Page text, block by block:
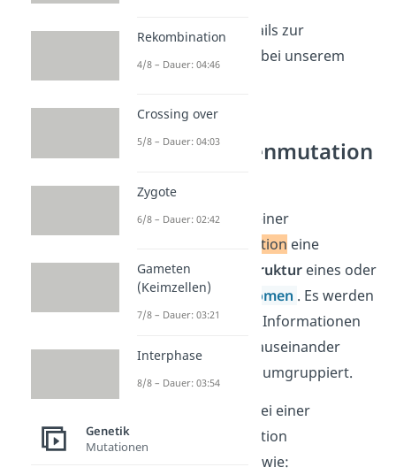
Schau für mehr Details zur
Genmutation gerne bei unserem
Chromosomenmutation
Du verstehst unter einer
Chromosomenmutation eine
Veränderung der Struktur eines oder
mehrererChromosomen . Es werden
hier also genetische Informationen
im großen Umfang auseinander
‘gerissen’ und/oder umgruppiert.
Du unterscheidest bei einer
Chromosomenmutation
verschiedene Arten, wie:
Rekombination
4/8 – Dauer: 04:46
Crossing over
5/8 – Dauer: 04:03
Zygote
6/8 – Dauer: 02:42
Gameten
(Keimzellen)
7/8 – Dauer: 03:21
Interphase
8/8 – Dauer: 03:54
Genetik
Mutationen